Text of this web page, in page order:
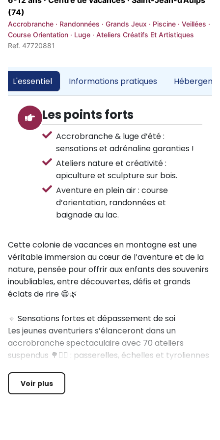
(74)
Accrobranche · Randonnées · Grands Jeux · Piscine · Veillées ·
Course Orientation · Luge · Ateliers Créatifs Et Artistiques
Ref. 47720881
L'essentiel Informations pratiques
Les points forts
Accrobranche & luge d’été :
sensations et adrénaline garanties !
Ateliers nature et créativité :
apiculture et sculpture sur bois.
Aventure en plein air : course
d’orientation, randonnées et
baignade au lac.
Cette colonie de vacances en montagne est une
véritable immersion au cœur de l’aventure et de la
nature, pensée pour offrir aux enfants des souvenirs
inoubliables, entre découvertes, défis et grands
éclats de rire 😄🌿
🔹 Sensations fortes et dépassement de soi
Les jeunes aventuriers s’élanceront dans un
accrobranche spectaculaire avec 70 ateliers
suspendus 🌳🧗‍♂️ : passerelles, échelles et tyroliennes
descentes en luge d’été 🚀❄️ viendront ajouter une
bonne dose d’adrénaline et de fun !
Voir plus